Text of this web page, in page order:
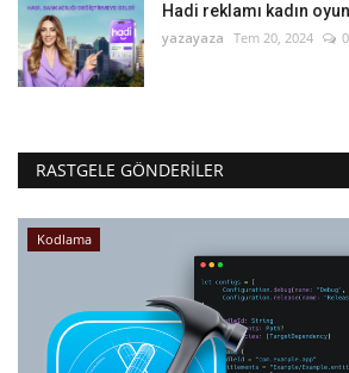
Hadi reklamı kadın
yazayaza Tem 20, 2024 0
RASTGELE GÖNDERILER
Kodlama